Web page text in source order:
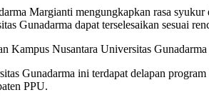
Margianti mengungkapkan rasa
Gunadarma dapat terselesaikan sesuai
Kampus Nusantara Universitas
Gunadarma ini terdapat delapan
PPU.